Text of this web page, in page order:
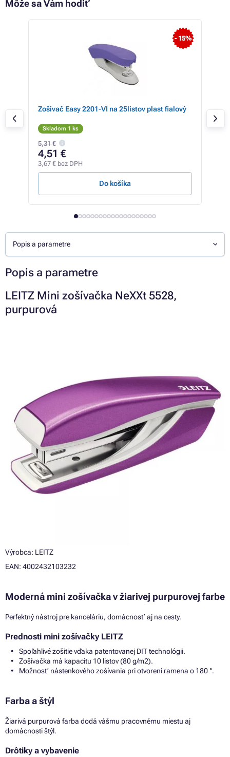
Môže sa Vám hodiť
- 15%
Zošívač Easy 2201-VI na 25listov plast fialový
Skladom 1 ks
5,31 €
4,51 €
3,67 € bez DPH
Do košíka
Popis a parametre
Popis a parametre
LEITZ Mini zošívačka NeXXt 5528,
purpurová
Výrobca: LEITZ
EAN: 4002432103232
Moderná mini zošívačka v žiarivej purpurovej farbe
Perfektný nástroj pre kanceláriu, domácnosť aj na cesty.
Prednosti mini zošívačky LEITZ
Spoľahlivé zošitie vďaka patentovanej DIT technológii.
Zošívačka má kapacitu 10 listov (80 g/m2).
Možnosť nástenkového zošívania pri otvorení ramena o 180 °.
Farba a štýl
Žiarivá purpurová farba dodá vášmu pracovnému miestu aj
domácnosti štýl.
Drôtiky a vybavenie